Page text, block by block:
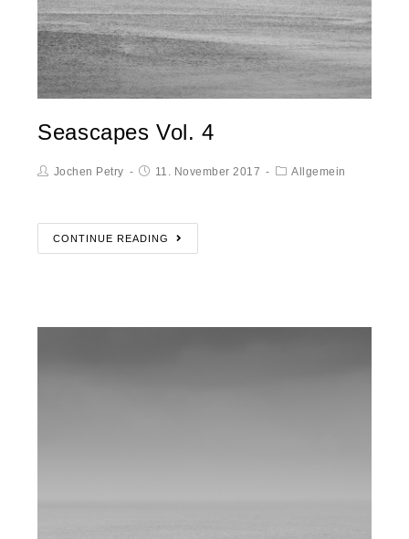
Seascapes Vol. 4
Jochen Petry 11. November 2017 Allgemein
CONTINUE READING